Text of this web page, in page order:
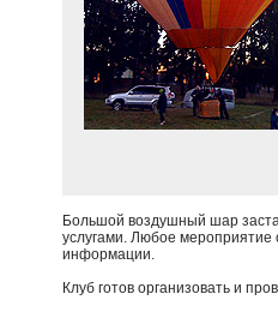
Большой воздушный шар
услугами. Любое
информации.
Клуб готов организовать и